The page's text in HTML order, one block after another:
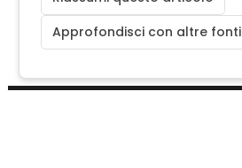
Approfondisci con altre fonti